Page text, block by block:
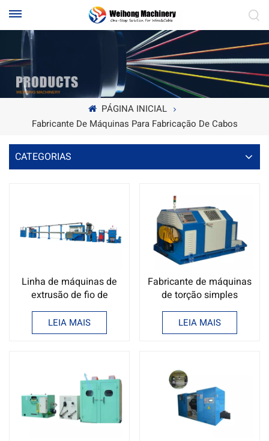
PÁGINA INICIAL
Fabricante De Máquinas Para Fabricação De Cabos
CATEGORIAS
Linha de máquinas de
extrusão de fio de
núcleo, fábrica de
máquinas de extrusão
de fio de núcleo
LEIA MAIS
Fabricante de máquinas
de torção simples
cantilever de 300-500
mm
LEIA MAIS